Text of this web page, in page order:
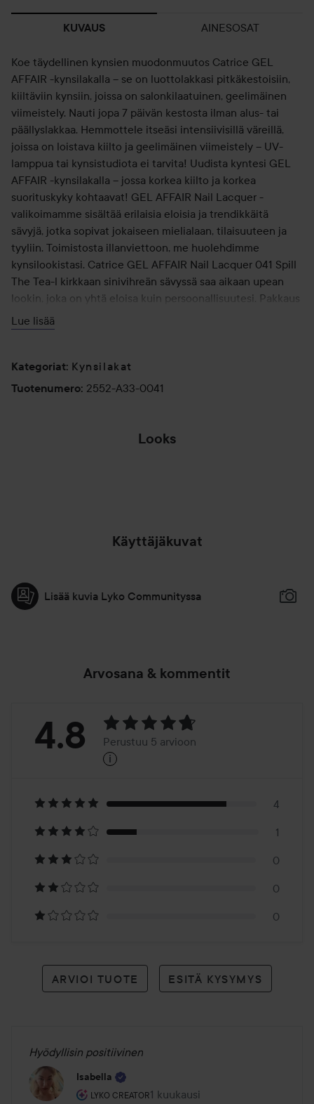
KUVAUS AINESOSAT
Koe täydellinen kynsien muodonmuutos Catrice GEL
AFFAIR -kynsilakalla – se on luottolakkasi pitkäkestoisiin,
kiiltäviin kynsiin, joissa on salonkilaatuinen, geelimäinen
viimeistely. Nauti jopa 7 päivän kestosta ilman alus- tai
päällyslakkaa. Hemmottele itseäsi intensiivisillä väreillä,
joissa on loistava kiilto ja geelimäinen viimeistely – UV-
lamppua tai kynsistudiota ei tarvita! Uudista kyntesi GEL
AFFAIR -kynsilakalla – jossa korkea kiilto ja korkea
suorituskyky kohtaavat! GEL AFFAIR Nail Lacquer -
valikoimamme sisältää erilaisia eloisia ja trendikkäitä
sävyjä, jotka sopivat jokaiseen mielialaan, tilaisuuteen ja
tyyliin. Toimistosta illanviettoon, me huolehdimme
kynsilookistasi. Catrice GEL AFFAIR Nail Lacquer 041 Spill
The Tea-l kirkkaan sinivihreän sävyssä saa aikaan upean
lookin, joka on yhtä eloisa kuin persoonallisuutesi. Pakkaus
on valmistettu kierrätetyistä materiaaleista.* *Korkki on
valmistettu 100-prosenttisesti** kierrätetystä muovista
20 % kierrätettyä lasia)
10,5 ml
Lue lisää
Kategoriat: Kynsilakat
Tuotenumero: 2552-A33-0041
Looks
Käyttäjäkuvat
Lisää kuvia Lyko Communityssa
Arvosana & kommentit
Arvosana:
Perustuu
5
arvioon
4.8 Perustuu 5 arvioon
i
4
1
0
0
0
ARVIOI TUOTE ESITÄ KYSYMYS
Hyödyllisin positiivinen
Isabella
LYKO CREATOR
Käyttäjän rooli: Lyko Creator.
1 kuukausi
Viesti luotiin 1 kuukausi